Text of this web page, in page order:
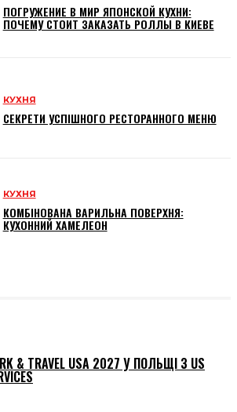
ПОГРУЖЕНИЕ В МИР ЯПОНСКОЙ КУХНИ:
ПОЧЕМУ СТОИТ ЗАКАЗАТЬ РОЛЛЫ В КИЕВЕ
КУХНЯ
СЕКРЕТИ УСПІШНОГО РЕСТОРАННОГО МЕНЮ
КУХНЯ
КОМБІНОВАНА ВАРИЛЬНА ПОВЕРХНЯ:
КУХОННИЙ ХАМЕЛЕОН
& TRAVEL USA 2027 У ПОЛЬЩІ З US